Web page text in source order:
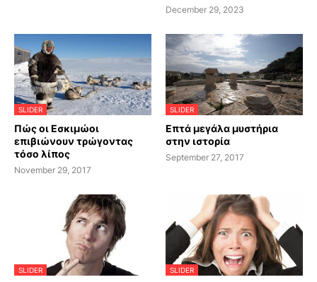
December 29, 2023
SLIDER
Πώς οι Εσκιμώοι
επιβιώνουν τρώγοντας
τόσο λίπος
November 29, 2017
SLIDER
Επτά μεγάλα μυστήρια
στην ιστορία
September 27, 2017
SLIDER SLIDER